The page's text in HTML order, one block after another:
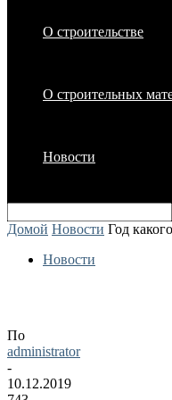
О строительстве
О строительных
Новости
Домой Новости Год
Новости
По
administrator
-
10.12.2019